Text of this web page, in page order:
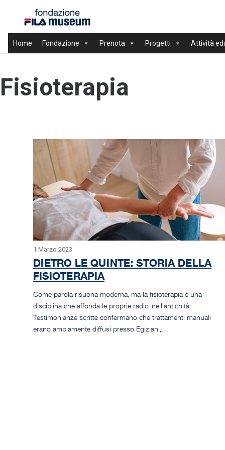
Home Fondazione Prenota Progetti Attività
Fisioterapia
1 Marzo 2023
DIETRO LE QUINTE: STORIA DELLA
FISIOTERAPIA
Come parola risuona moderna, ma la fisioterapia è una
disciplina che affonda le proprie radici nell’antichità.
Testimonianze scritte confermano che trattamenti manuali
erano ampiamente diffusi presso Egiziani,…